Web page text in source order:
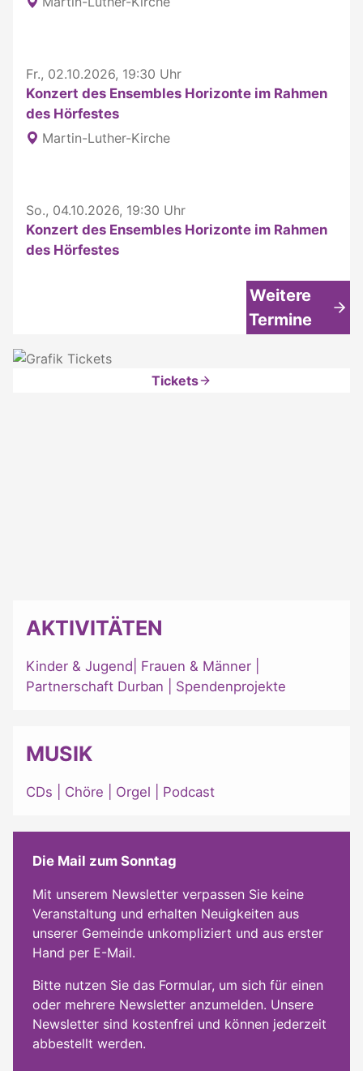
Fr., 02.10.2026, 19:30 Uhr
Konzert des Ensembles Horizonte im Rahmen
des Hörfestes
Martin-Luther-Kirche
So., 04.10.2026, 19:30 Uhr
Konzert des Ensembles Horizonte im Rahmen
des Hörfestes
Weitere
Termine
Tickets
AKTIVITÄTEN
Kinder & Jugend Frauen & Männer
Partnerschaft Durban
Spendenprojekte
MUSIK
CDs Chöre Orgel Podcast
Die Mail zum Sonntag
Mit unserem Newsletter verpassen Sie keine
Veranstaltung und erhalten Neuigkeiten aus
unserer Gemeinde unkompliziert und aus erster
Hand per E-Mail.
Bitte nutzen Sie das Formular, um sich für einen
oder mehrere Newsletter anzumelden. Unsere
Newsletter sind kostenfrei und können jederzeit
abbestellt werden.